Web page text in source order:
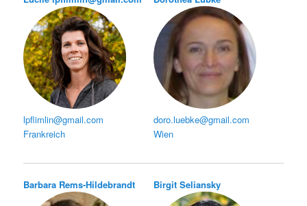
lpflimlin@gmail.com
Frankreich
doro.luebke@gmail.com
Wien
Barbara Rems-Hildebrandt Birgit Seliansky